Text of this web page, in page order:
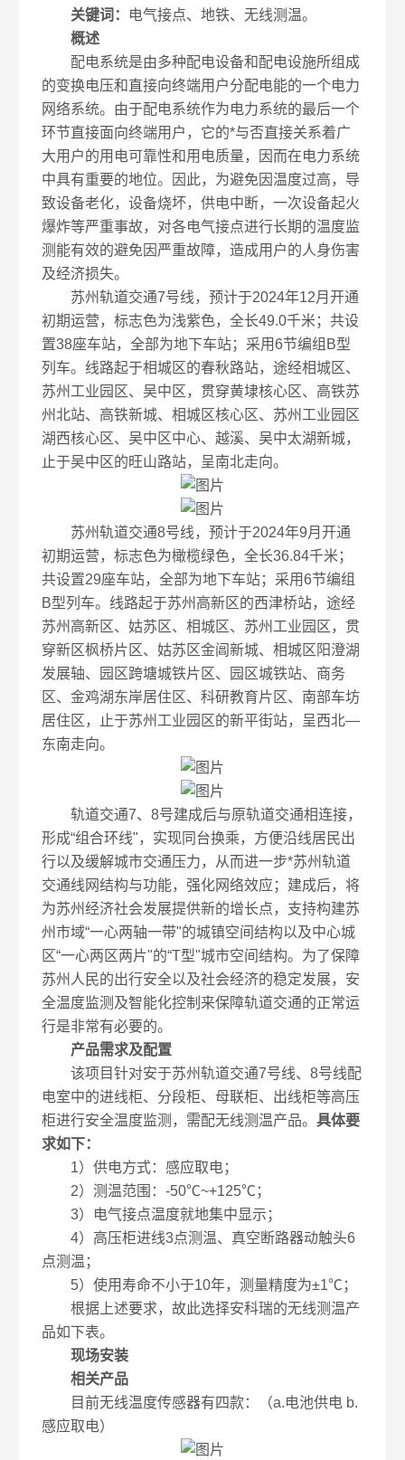
关键词：
电气接点、地铁、无线测温。
概述
配电系统是由多种配电设备和配电设施所组成
的变换电压和直接向终端用户分配电能的一个电力
网络系统。由于配电系统作为电力系统的最后一个
环节直接面向终端用户，它的*与否直接关系着广
大用户的用电可靠性和用电质量，因而在电力系统
中具有重要的地位。因此，为避免因温度过高，导
致设备老化，设备烧坏，供电中断，一次设备起火
爆炸等严重事故，对各电气接点进行长期的温度监
测能有效的避免因严重故障，造成用户的人身伤害
及经济损失。
苏州轨道交通7号线，预计于2024年12月开通
初期运营，标志色为浅紫色，全长49.0千米；共设
置38座车站，全部为地下车站；采用6节编组B型
列车。线路起于相城区的春秋路站，途经相城区、
苏州工业园区、吴中区，贯穿黄埭核心区、高铁苏
州北站、高铁新城、相城区核心区、苏州工业园区
湖西核心区、吴中区中心、越溪、吴中太湖新城，
止于吴中区的旺山路站，呈南北走向。
苏州轨道交通8号线，预计于2024年9月开通
初期运营，标志色为橄榄绿色，全长36.84千米；
共设置29座车站，全部为地下车站；采用6节编组
B型列车。线路起于苏州高新区的西津桥站，途经
苏州高新区、姑苏区、相城区、苏州工业园区，贯
穿新区枫桥片区、姑苏区金阊新城、相城区阳澄湖
发展轴、园区跨塘城铁片区、园区城铁站、商务
区、金鸡湖东岸居住区、科研教育片区、南部车坊
居住区，止于苏州工业园区的新平街站，呈西北—
东南走向。
轨道交通7、8号建成后与原轨道交通相连接，
形成“组合环线"，实现同台换乘，方便沿线居民出
行以及缓解城市交通压力，从而进一步*苏州轨道
交通线网结构与功能，强化网络效应；建成后，将
为苏州经济社会发展提供新的增长点，支持构建苏
州市域“一心两轴一带"的城镇空间结构以及中心城
区“一心两区两片"的“T型"城市空间结构。为了保障
苏州人民的出行安全以及社会经济的稳定发展，安
全温度监测及智能化控制来保障轨道交通的正常运
行是非常有必要的。
产品需求及配置
该项目针对安于苏州轨道交通7号线、8号线配
电室中的进线柜、分段柜、母联柜、出线柜等高压
柜进行安全温度监测，需配无线测温产品。具体要
求如下：
1）供电方式：感应取电；
2）测温范围：-50℃~+125℃；
3）电气接点温度就地集中显示；
4）高压柜进线3点测温、真空断路器动触头6
点测温；
5）使用寿命不小于10年，测量精度为±1℃；
根据上述要求，故此选择安科瑞的无线测温产
品如下表。
现场安装
相关产品
目前无线温度传感器有四款：（a.电池供电 b.
感应取电）